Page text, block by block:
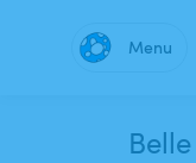
Menu